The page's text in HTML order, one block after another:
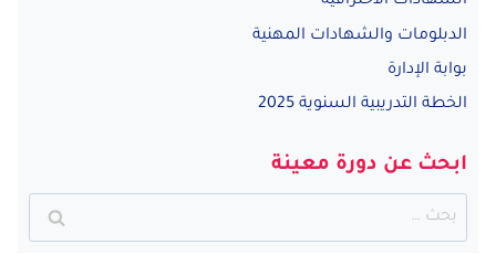
الدبلومات والشهادات المهنية
بوابة الإدارة
الخطة التدريبية السنوية 2025
ابحث عن دورة معينة
البحث
عن: